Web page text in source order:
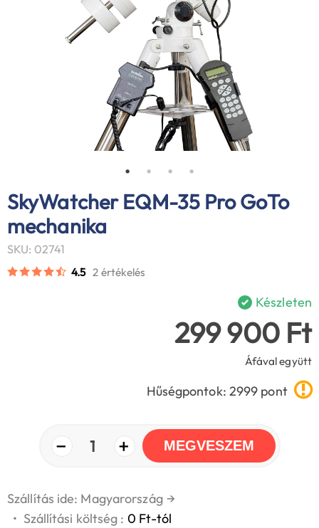
SkyWatcher EQM-35 Pro GoTo
mechanika
SKU: 02741
4.5 2 értékelés
Készleten
299 900 Ft
Áfával együtt
Hűségpontok: 2999 pont
− 1 + MEGVESZEM
Szállítás ide: Magyarország →
• Szállítási költség : 0 Ft-tól